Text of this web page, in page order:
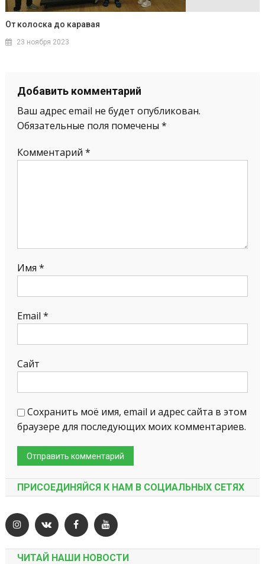
От колоска до каравая
23 ноября 2023
Добавить комментарий
Ваш адрес email не будет опубликован.
Обязательные поля помечены *
Комментарий *
Имя *
Email *
Сайт
Сохранить моё имя, email и адрес сайта в этом
браузере для последующих моих комментариев.
ПРИСОЕДИНЯЙСЯ К НАМ В СОЦИАЛЬНЫХ СЕТЯХ
ЧИТАЙ НАШИ НОВОСТИ